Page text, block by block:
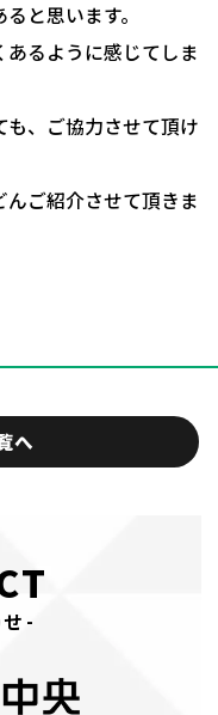
と思います。
るように感じてしま
、ご協力させて頂け
ご紹介させて頂きま
へ
-